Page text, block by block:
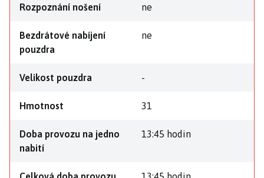
Rozpoznání nošení ne
Bezdrátové nabíjení
pouzdra
ne
Velikost pouzdra -
Hmotnost 31
Doba provozu na jedno
nabití
13:45 hodin